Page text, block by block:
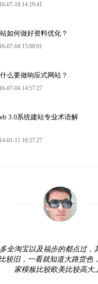
07-18 14:19:41
如何做好资料优化？
07-04 15:08:01
么要做响应式网站？
07-04 14:57:27
3.0系统建站专业术语解
01-11 10:27:27
全淘宝以及福步的都点过，
较旧，一看就知道大路货色
家模板比较欧美比较高大